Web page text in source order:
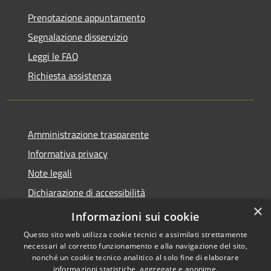
Prenotazione appuntamento
Segnalazione disservizio
Leggi le FAQ
Richiesta assistenza
Amministrazione trasparente
Informativa privacy
Note legali
Dichiarazione di accessibilità
Piano di miglioramento dei servizi
×
Informazioni sui cookie
Questo sito web utilizza cookie tecnici e assimilati strettamente
necessari al corretto funzionamento e alla navigazione del sito,
nonché un cookie tecnico analitico al solo fine di elaborare
informazioni statistiche, aggregate e anonime.